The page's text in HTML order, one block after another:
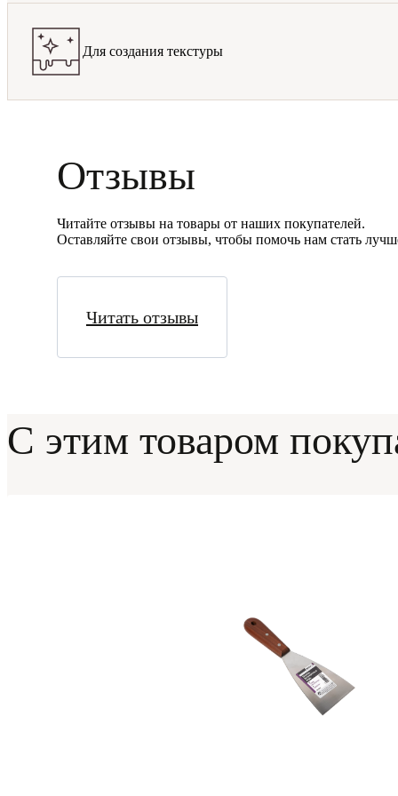
Для создания текстуры
Отзывы
Читайте отзывы на товары от наших покупателей.
Оставляйте свои отзывы, чтобы помочь нам стать
Читать отзывы
С этим товаром